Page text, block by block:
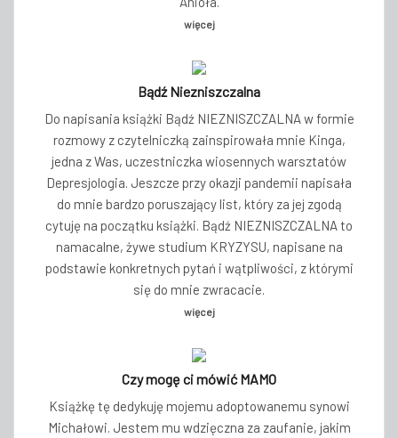
więcej
Bądź Niezniszczalna
Do napisania książki Bądź NIEZNISZCZALNA w formie
rozmowy z czytelniczką zainspirowała mnie Kinga,
jedna z Was, uczestniczka wiosennych warsztatów
Depresjologia. Jeszcze przy okazji pandemii napisała
do mnie bardzo poruszający list, który za jej zgodą
cytuję na początku książki. Bądź NIEZNISZCZALNA to
namacalne, żywe studium KRYZYSU, napisane na
podstawie konkretnych pytań i wątpliwości, z którymi
się do mnie zwracacie.
więcej
Czy mogę ci mówić MAMO
Książkę tę dedykuję mojemu adoptowanemu synowi
Michałowi. Jestem mu wdzięczna za zaufanie, jakim